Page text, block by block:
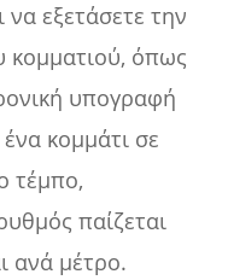
εξετάσετε την
όπως
υπογραφή
κομμάτι σε
τέμπο,
παίζεται
ανά μέτρο.